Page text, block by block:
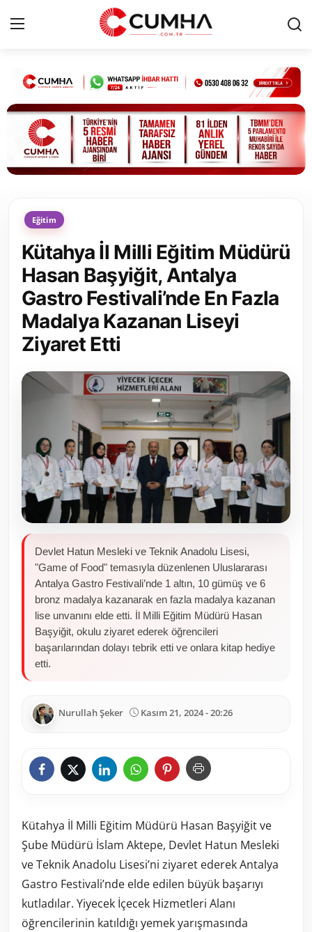
Kurumsal
Cumhurbaşkanlığı
Bakanlıklar
Siyasi Partiler
Yerel Yönetimler
Mülki İdare
Toplum ve Yaşam
Kamu Kurumları ve Üst Kurullar
Resmi Reklamlar
Eğitim
Kütahya İl Milli Eğitim Müdürü
Hasan Başyiğit, Antalya
Gastro Festivali’nde En Fazla
Madalya Kazanan Liseyi
Ziyaret Etti
Devlet Hatun Mesleki ve Teknik Anadolu Lisesi,
"Game of Food" temasıyla düzenlenen Uluslararası
Antalya Gastro Festivali’nde 1 altın, 10 gümüş ve 6
bronz madalya kazanarak en fazla madalya kazanan
lise unvanını elde etti. İl Milli Eğitim Müdürü Hasan
Başyiğit, okulu ziyaret ederek öğrencileri
başarılarından dolayı tebrik etti ve onlara kitap hediye
etti.
Nurullah Şeker Kasım 21, 2024 - 20:26
Kütahya İl Milli Eğitim Müdürü Hasan Başyiğit ve
Şube Müdürü İslam Aktepe, Devlet Hatun Mesleki
ve Teknik Anadolu Lisesi’ni ziyaret ederek Antalya
Gastro Festivali’nde elde edilen büyük başarıyı
kutladılar. Yiyecek İçecek Hizmetleri Alanı
öğrencilerinin katıldığı yemek yarışmasında